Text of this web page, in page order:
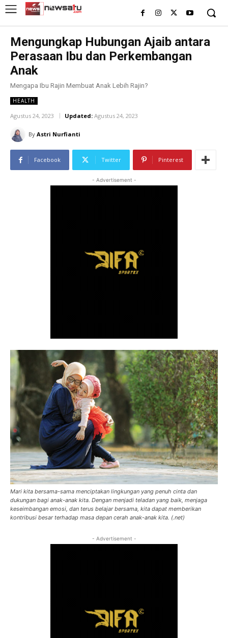
Mengungkap Hubungan Ajaib antara
Perasaan Ibu dan Perkembangan
Anak
Mengapa Ibu Rajin Membuat Anak Lebih Rajin?
HEALTH
Agustus 24, 2023 Updated: Agustus 24, 2023
By Astri Nurfianti
Facebook Twitter Pinterest
- Advertisement -
Mari kita bersama-sama menciptakan lingkungan yang penuh cinta dan
dukungan bagi anak-anak kita. Dengan menjadi teladan yang baik, menjaga
keseimbangan emosi, dan terus belajar bersama, kita dapat memberikan
kontribusi besar terhadap masa depan cerah anak-anak kita. (.net)
- Advertisement -